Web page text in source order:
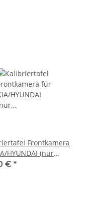
Frontkamera
HYUNDAI (nur
mit 3909118), TEXA
€ *